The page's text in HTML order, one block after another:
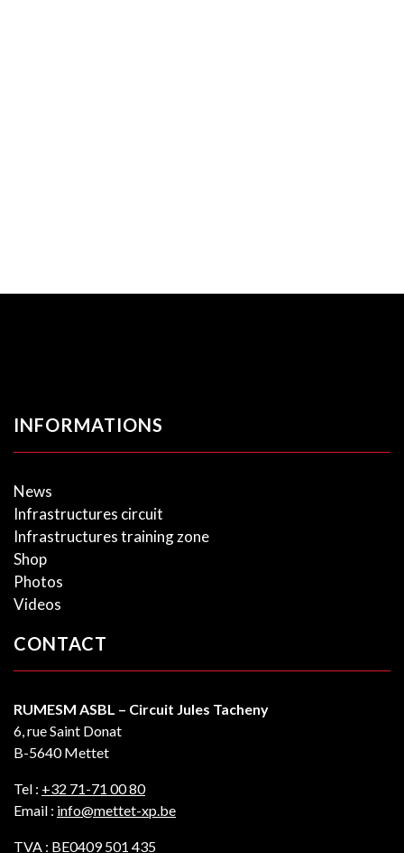
INFORMATIONS
News
Infrastructures circuit
Infrastructures training zone
Shop
Photos
Videos
CONTACT
RUMESM ASBL – Circuit Jules Tacheny
6, rue Saint Donat
B-5640 Mettet
Tel : +32 71-71 00 80
Email : info@mettet-xp.be
TVA : BE0409 501 435